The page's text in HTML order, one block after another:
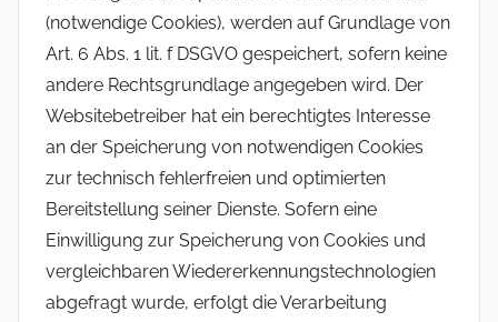
(notwendige Cookies), werden auf Grundlage von
Art. 6 Abs. 1 lit. f DSGVO gespeichert, sofern keine
andere Rechtsgrundlage angegeben wird. Der
Websitebetreiber hat ein berechtigtes Interesse
an der Speicherung von notwendigen Cookies
zur technisch fehlerfreien und optimierten
Bereitstellung seiner Dienste. Sofern eine
Einwilligung zur Speicherung von Cookies und
vergleichbaren Wiedererkennungstechnologien
abgefragt wurde, erfolgt die Verarbeitung